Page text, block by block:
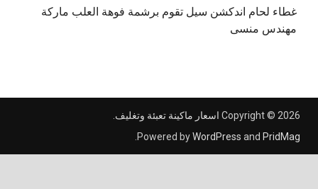
غطاء لحام اندكشن سيل تقوم برشمة فوهة العلب ماركة
مهندس منسى
Copyright © 2026اسعار ماكينة تعبئة وتغليف
Powered byWordPressandPridMag
.